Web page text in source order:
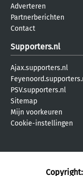
Adverteren
Partnerberichten
Contact
Supporters.nl
Ajax.supporters.nl
PSV.supporters.nl
Sitemap
Mijn voorkeuren
Cookie-instellingen